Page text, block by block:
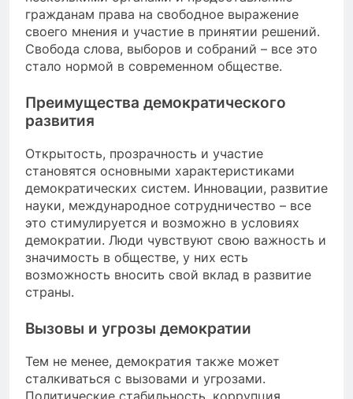
гражданам права на свободное выражение
своего мнения и участие в принятии решений.
Свобода слова, выборов и собраний – все это
стало нормой в современном обществе.
Преимущества демократического
развития
Открытость, прозрачность и участие
становятся основными характеристиками
демократических систем. Инновации, развитие
науки, международное сотрудничество – все
это стимулируется и возможно в условиях
демократии. Люди чувствуют свою важность и
значимость в обществе, у них есть
возможность вносить свой вклад в развитие
страны.
Вызовы и угрозы демократии
Тем не менее, демократия также может
сталкиваться с вызовами и угрозами.
Политические стабильность, коррупция,